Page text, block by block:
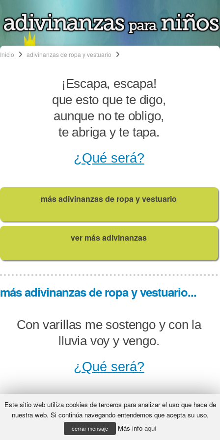
Inicio adivinanzas de ropa y vestuario
¡Escapa, escapa!
que esto que te digo,
aunque no te obligo,
te abriga y te tapa.
¿Qué será?
más adivinanzas de ropa y vestuario
ver más adivinanzas
más adivinanzas de ropa y vestuario...
Con varillas me sostengo y con la
lluvia voy y vengo.
¿Qué será?
Santa con nombre de flor, y, a
pesar de este retrato, me
Este sitio web utiliza cookies de terceros para analizar el uso que hace de
nuestra web. Si continúa navegando entendemos que acepta su uso.
cerrar mensaje Más info aquí